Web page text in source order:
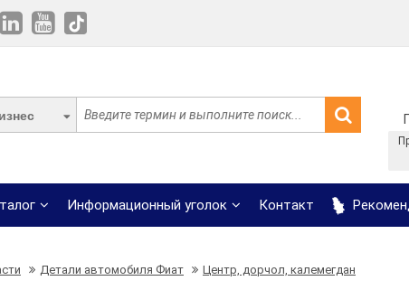
Информационный уголок Контакт
Детали автомобиля Фиат Центр, дорчол, калемегдан